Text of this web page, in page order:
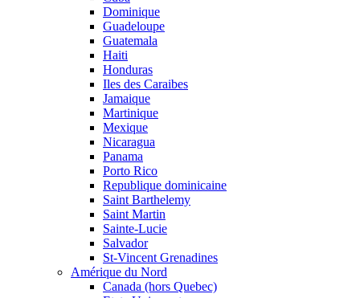
Dominique
Guadeloupe
Guatemala
Haiti
Honduras
Iles des Caraibes
Jamaique
Martinique
Mexique
Nicaragua
Panama
Porto Rico
Republique dominicaine
Saint Barthelemy
Saint Martin
Sainte-Lucie
Salvador
St-Vincent Grenadines
Amérique du Nord
Canada (hors Quebec)